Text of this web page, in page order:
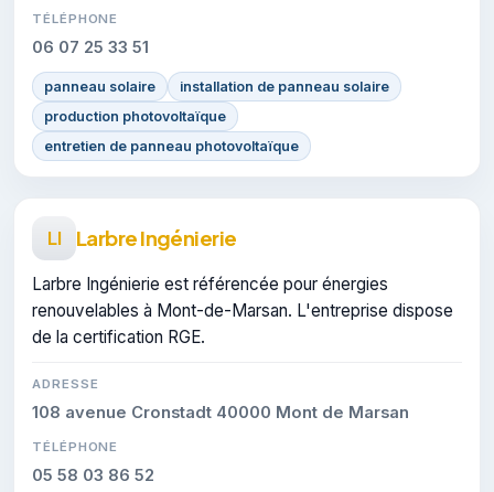
TÉLÉPHONE
06 07 25 33 51
panneau solaire
installation de panneau solaire
production photovoltaïque
entretien de panneau photovoltaïque
LI Larbre Ingénierie
Larbre Ingénierie est référencée pour énergies
renouvelables à Mont-de-Marsan. L'entreprise dispose
de la certification RGE.
ADRESSE
108 avenue Cronstadt 40000 Mont de Marsan
TÉLÉPHONE
05 58 03 86 52